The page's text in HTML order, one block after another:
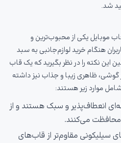
شد.
موبایل یکی از محبوب‌ترین و
هنگام خرید لوازم‌جانبی به سبد
نکته را در نظر بگیرید که یک قاب
ظاهری زیبا و جذاب نیز داشته
موارد زیر هستند:
انعطاف‌پذیر و سبک هستند و از
می‌کنند.
سیلیکونی مقاوم‌تر از قاب‌های